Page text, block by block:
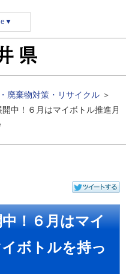
▼
廃棄物対策・リサイクル ＞
中！６月はマイボトル推進月
！６月はマイ
ボトルを持っ